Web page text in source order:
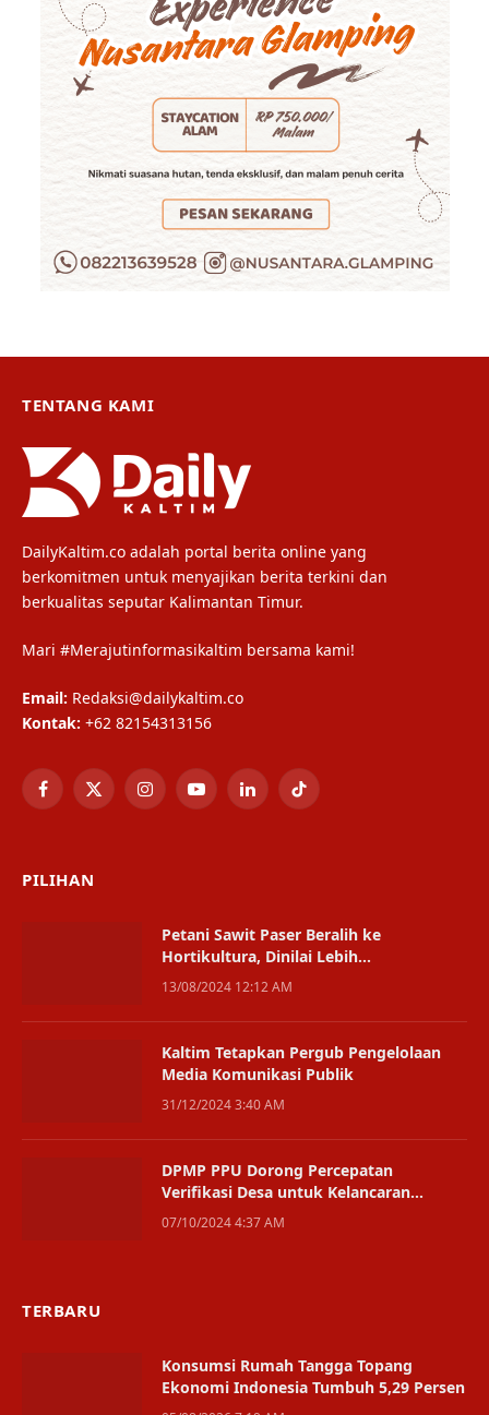
TENTANG KAMI
DailyKaltim.co adalah portal berita online yang
berkomitmen untuk menyajikan berita terkini dan
berkualitas seputar Kalimantan Timur.
Mari #Merajutinformasikaltim bersama kami!
Email: Redaksi@dailykaltim.co
Kontak: +62 82154313156
Facebook
X
InstagramYouTubeLinkedInTikTok
PILIHAN
Petani Sawit Paser Beralih ke
Hortikultura, Dinilai Lebih
Menguntungkan
13/08/2024 12:12 AM
Kaltim Tetapkan Pergub Pengelolaan
Media Komunikasi Publik
31/12/2024 3:40 AM
DPMP PPU Dorong Percepatan
Verifikasi Desa untuk Kelancaran
Pencairan Dana
07/10/2024 4:37 AM
TERBARU
Konsumsi Rumah Tangga Topang
Ekonomi Indonesia Tumbuh 5,29 Persen